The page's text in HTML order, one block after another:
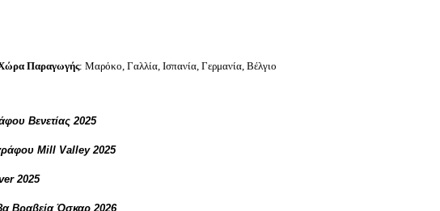
Παραγωγής: Μαρόκο, Γαλλία, Ισπανία, Γερμανία, Βέλγιο
Βενετίας 2025
Mill Valley 2025
2025
Βραβεία Όσκαρ 2026